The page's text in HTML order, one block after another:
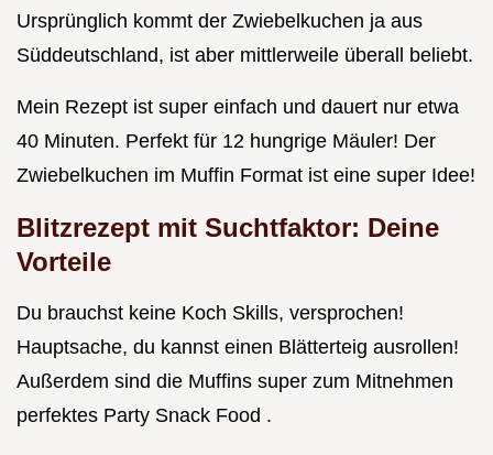
Ursprünglich kommt der Zwiebelkuchen ja aus
Süddeutschland, ist aber mittlerweile überall beliebt.
Mein Rezept ist super einfach und dauert nur etwa
40 Minuten. Perfekt für 12 hungrige Mäuler! Der
Zwiebelkuchen im Muffin Format ist eine super Idee!
Blitzrezept mit Suchtfaktor: Deine
Vorteile
Du brauchst keine Koch Skills, versprochen!
Hauptsache, du kannst einen Blätterteig ausrollen!
Außerdem sind die Muffins super zum Mitnehmen
perfektes Party Snack Food .